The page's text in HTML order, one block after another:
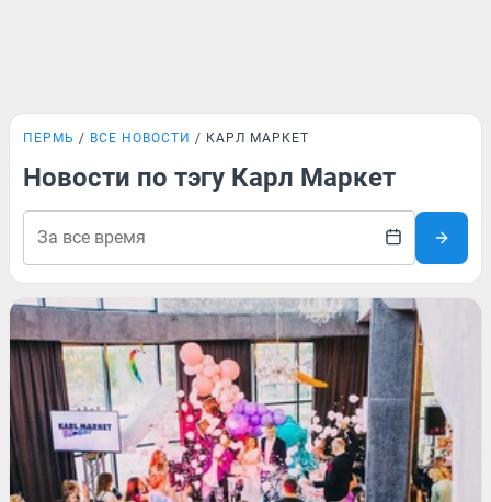
ПЕРМЬ ВСЕ НОВОСТИ КАРЛ МАРКЕТ
Новости по тэгу Карл Маркет